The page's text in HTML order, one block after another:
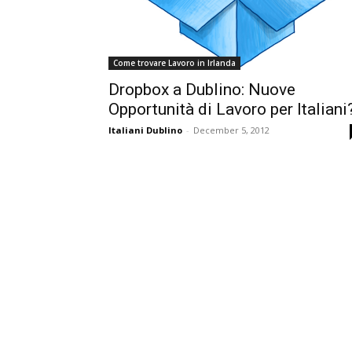
Come trovare Lavoro in Irlanda
Dropbox a Dublino: Nuove
Opportunità di Lavoro per
Italiani Dublino - December 5, 2012